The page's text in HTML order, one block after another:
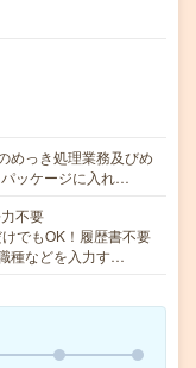
めっき処理業務及びめ
ッケージに入れ…
不要
でもOK！履歴書不要
種などを入力す…